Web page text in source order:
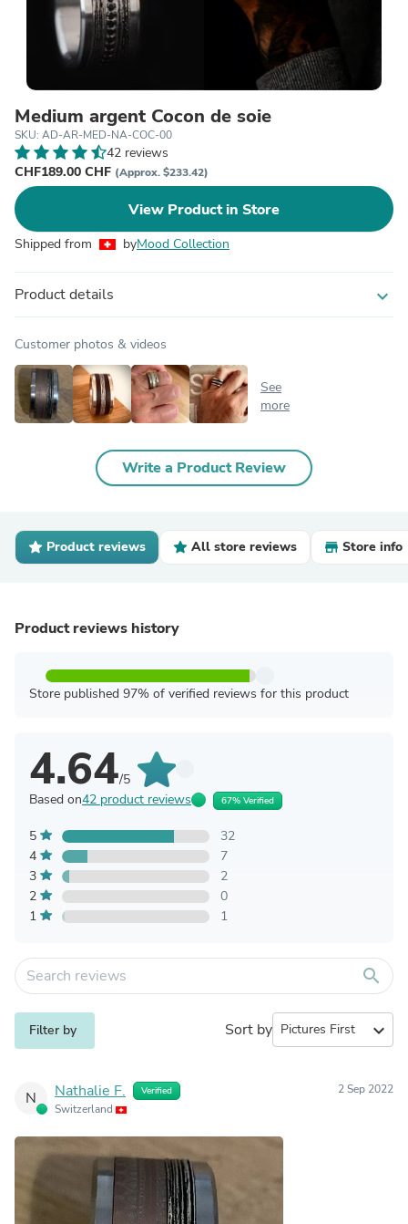
Medium argent Cocon de soie
SKU: AD-AR-MED-NA-COC-00
42 reviews
CHF189.00 CHF (Approx. $233.42)
View Product in Store
Shipped from byMood Collection
Product details expand_more
Customer photos & videos
See
more
Write a Product Review
Product reviews All store reviews Store info
Product reviews history
Store published 97% of verified reviews for this product
4.64/5
Based on42 product reviews 67% Verified
5
32
4
7
3
2
2
0
1
1
search
Filter by Sort by expand_more
N Nathalie F. Verified
Switzerland
2 Sep 2022